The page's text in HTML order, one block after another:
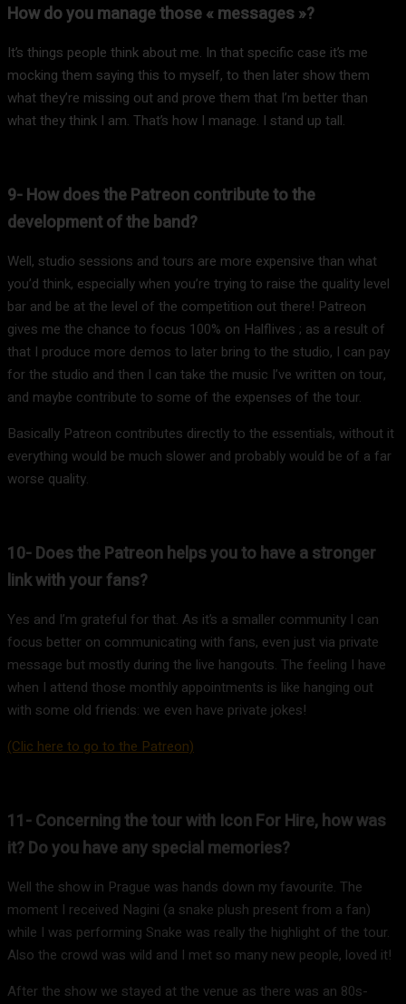
How do you manage those « messages »?
It’s things people think about me. In that specific case it’s me
mocking them saying this to myself, to then later show them
what they’re missing out and prove them that I’m better than
what they think I am. That’s how I manage. I stand up tall.
9- How does the Patreon contribute to the
development of the band?
Well, studio sessions and tours are more expensive than what
you’d think, especially when you’re trying to raise the quality level
bar and be at the level of the competition out there! Patreon
gives me the chance to focus 100% on Halflives ; as a result of
that I produce more demos to later bring to the studio, I can pay
for the studio and then I can take the music I’ve written on tour,
and maybe contribute to some of the expenses of the tour.
Basically Patreon contributes directly to the essentials, without it
everything would be much slower and probably would be of a far
worse quality.
10- Does the Patreon helps you to have a stronger
link with your fans?
Yes and I’m grateful for that. As it’s a smaller community I can
focus better on communicating with fans, even just via private
message but mostly during the live hangouts. The feeling I have
when I attend those monthly appointments is like hanging out
with some old friends: we even have private jokes!
(Clic here to go to the Patreon)
11- Concerning the tour with Icon For Hire, how was
it? Do you have any special memories?
Well the show in Prague was hands down my favourite. The
moment I received Nagini (a snake plush present from a fan)
while I was performing Snake was really the highlight of the tour.
Also the crowd was wild and I met so many new people, loved it!
After the show we stayed at the venue as there was an 80s-